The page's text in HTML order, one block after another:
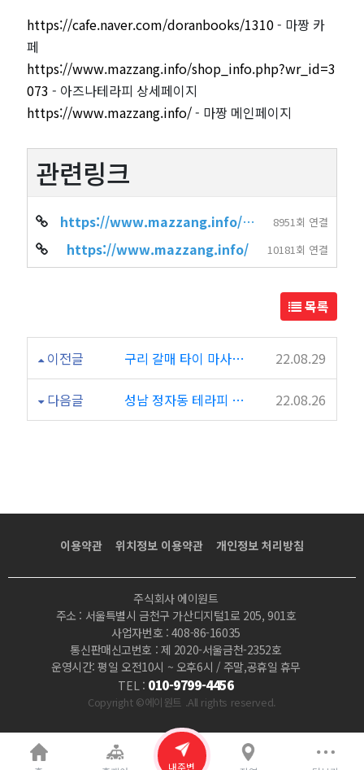
https://cafe.naver.com/doranbooks/1310- 마짱 카
페
https://www.mazzang.info/shop_info.php?wr_id=3
073 - 아즈나테라피 상세페이지
https://www.mazzang.info/- 마짱 메인페이지
관련링크
https://www.mazzang.info/shop_info.php?wr_id=3073 8951회 연결
https://www.mazzang.info/ 10181회 연결
목록
이전글 구리 갈매 타이 마사지 웰빙수타이 22.08.29
다음글 성남 정자동 테라피 마사지 유러피안테라피 22.08.26
이용약관 위치정보 이용약관 개인정보 처리방침
주식회사 에이원트
주소 : 서울특별시 금천구 가산디지털1로 205, 901호
사업자번호 : 408-86-16035
통신판매신고번호 : 제 2020-서울금천-2352호
운영시간: 평일 오전10시 ~ 오후6시 / 주말,공휴일 휴무
TEL : 010-9799-4456
Copyright ©에이원트 .All rights reserved.
내주변